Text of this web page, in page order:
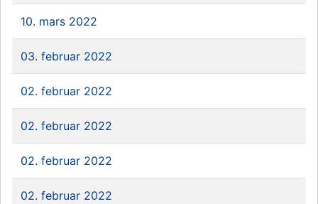
10. mars 2022
03. februar 2022
02. februar 2022
02. februar 2022
02. februar 2022
02. februar 2022